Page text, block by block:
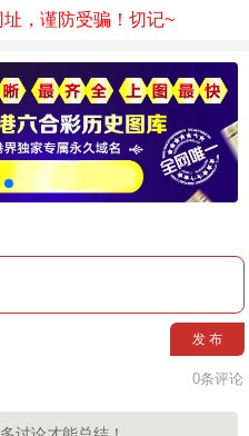
，谨防受骗！切记~
发 布
0条评论